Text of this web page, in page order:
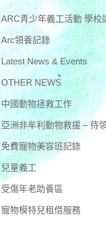
ARC青少年義工活動 學校
Arc領養記錄
Latest News & Events
OTHER NEWS
中國動物拯救工作
亞洲非牟利動物救援 – 待
免費寵物美容班記錄
兒童義工
受傷年老助養區
寵物模特兒租借服務